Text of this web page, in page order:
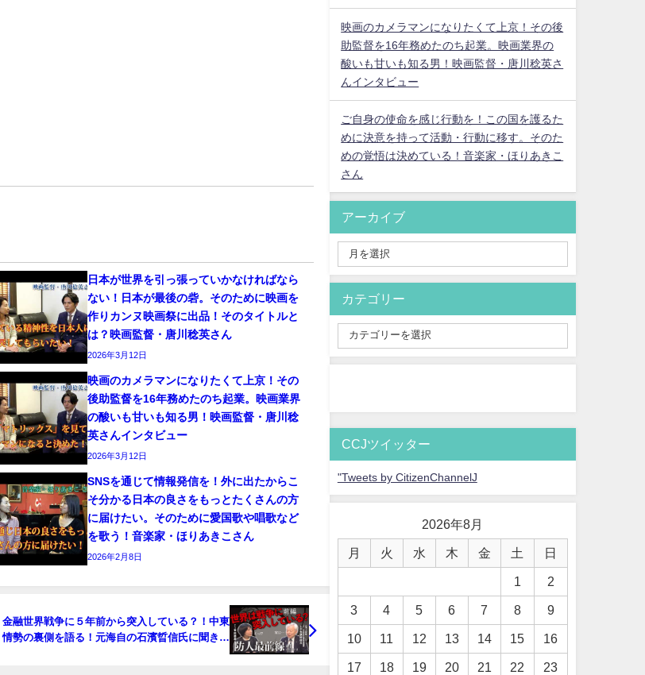
日本が世界を引っ張っていかなければなら
ない！日本が最後の砦。そのために映画を
作りカンヌ映画祭に出品！そのタイトルと
は？映画監督・唐川稔英さん
2026年3月12日
映画のカメラマンになりたくて上京！その
後助監督を16年務めたのち起業。映画業界
の酸いも甘いも知る男！映画監督・唐川稔
英さんインタビュー
2026年3月12日
SNSを通じて情報発信を！外に出たからこ
そ分かる日本の良さをもっとたくさんの方
に届けたい。そのために愛国歌や唱歌など
を歌う！音楽家・ほりあきこさん
2026年2月8日
金融世界戦争に５年前から突入している？！中東
情勢の裏側を語る！元海自の石濱晢信氏に聞きま
映画のカメラマンになりたくて上京！その後
助監督を16年務めたのち起業。映画業界の
酸いも甘いも知る男！映画監督・唐川稔英さ
んインタビュー
ご自身の使命を感じ行動を！この国を護るた
めに決意を持って活動・行動に移す。そのた
めの覚悟は決めている！音楽家・ほりあきこ
さん
アーカイブ
カテゴリー
CCJツイッター
"Tweets by CitizenChannelJ
2026年8月
月 火 水 木 金 土 日
1 2
3 4 5 6 7 8 9
10 11 12 13 14 15 16
17 18 19 20 21 22 23